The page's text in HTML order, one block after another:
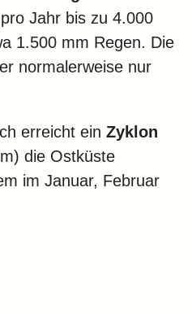
Jahr bis zu 4.000
1.500 mm Regen. Die
normalerweise nur
erreicht ein Zyklon
die Ostküste
im Januar, Februar